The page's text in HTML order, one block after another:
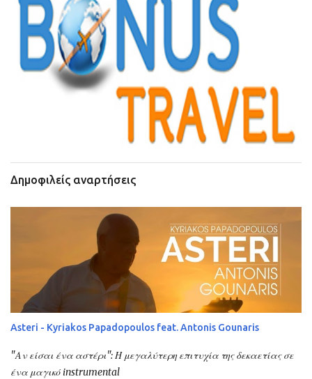
Δημοφιλείς αναρτήσεις
Asteri - Kyriakos Papadopoulos feat. Antonis Gounaris
"Αν είσαι ένα αστέρι": Η μεγαλύτερη επιτυχία της δεκαετίας σε
ένα μαγικό instrumental